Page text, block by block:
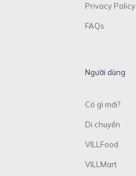
Privacy Policy
FAQs
Người dùng
Có gì mới?
Di chuyển
VILLFood
VILLMart